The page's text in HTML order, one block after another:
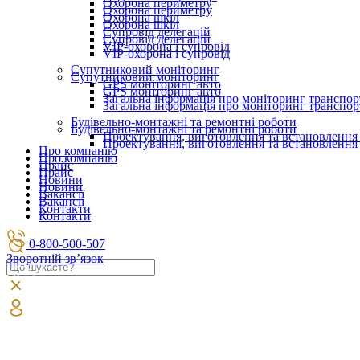
Охорона периметру
Охорона шкіл
Супровід делегацій
VIP-охорона і супровід
Супутниковий моніторинг
GPS моніторинг авто
Загальна інформація про моніторинг
Будівельно-монтажні та ремонтні роботи
Проектування, виготовлення та
Про компанію
Прайс
Новини
Вакансії
Контакти
Охорона периметру
Охорона шкіл
Супровід делегацій
VIP-охорона і супровід
Супутниковий моніторинг
GPS моніторинг авто
Загальна інформація про моніторинг
Будівельно-монтажні та ремонтні роботи
Проектування, виготовлення та встановлення
Про компанію
Прайс
Новини
Вакансії
Контакти
0-800-500-507
Зворотній зв’язок